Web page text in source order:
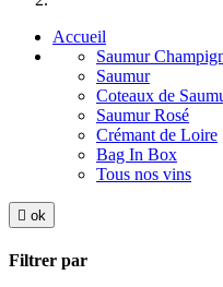
Accueil
Saumur
Saumur
Coteaux de
Saumur Rosé
Crémant de Loire
Bag In Box
Tous nos vins
 ok
Filtrer par